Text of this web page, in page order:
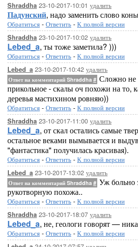
Shraddha 23-10-2017-10:01 удалить
Падунский, надо заменить слово
Обратиться - Ответить - К полной версии
Shraddha 23-10-2017-10:02 удалить
Lebed_a, ты тоже заметила? )))
Обратиться - Ответить - К полной версии
Lebed_a 23-10-2017-10:42 удалить
Ответ на комментарий Shraddha # Сложно не
прикольное - скалы оч похожи на то,
деревья мастихином ровняю))
Обратиться - Ответить - К полной версии
Shraddha 23-10-2017-11:00 удалить
Lebed_a, от скал остались самые
остальное веками вымывается и
"фантастика" получилась красивая).
Обратиться - Ответить - К полной версии
Lebed_a 23-10-2017-13:02 удалить
Ответ на комментарий Shraddha # Уж больно
рукотворную похожа..
Обратиться - Ответить - К полной версии
Shraddha 23-10-2017-18:07 удалить
Lebed_a, не, геологи говорят —
Обратиться - Ответить - К полной версии